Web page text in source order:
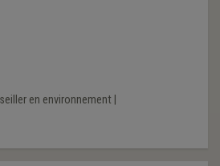
en environnement|